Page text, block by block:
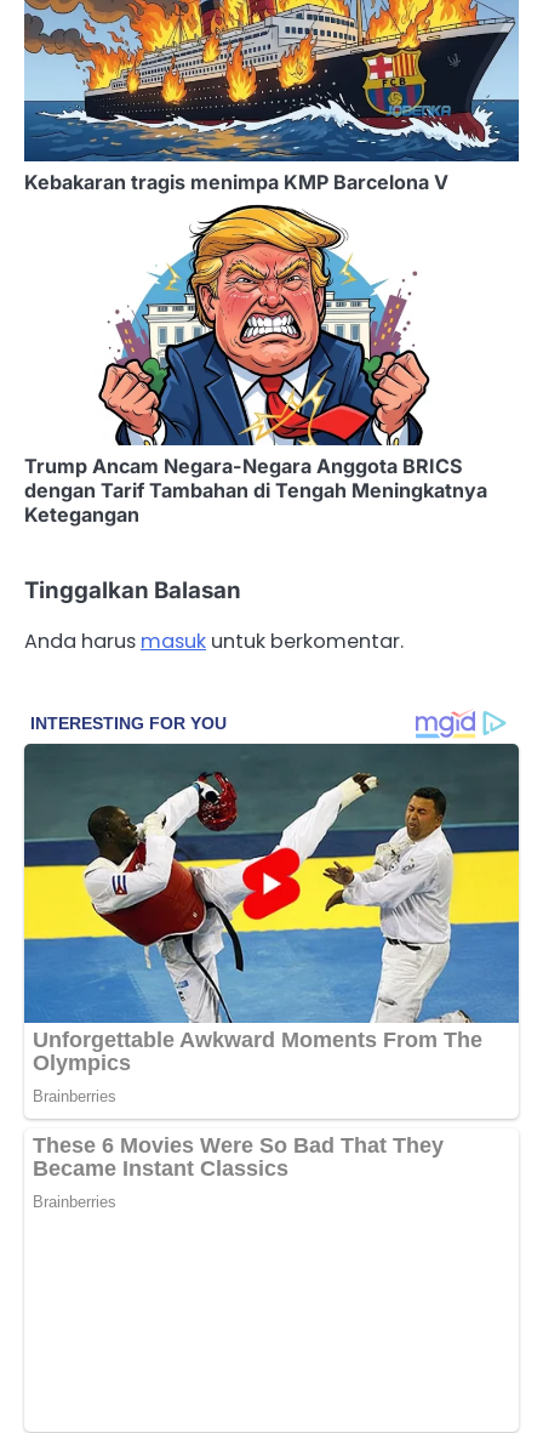
Kebakaran tragis menimpa KMP Barcelona V
Trump Ancam Negara-Negara Anggota BRICS
dengan Tarif Tambahan di Tengah Meningkatnya
Ketegangan
Tinggalkan Balasan
Anda harus masuk untuk berkomentar.